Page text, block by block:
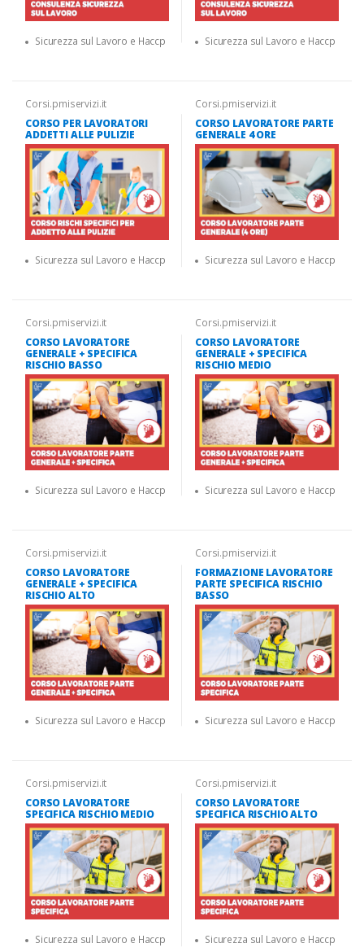
Sicurezza sul Lavoro e Haccp Sicurezza sul Lavoro e Haccp
Corsi.pmiservizi.it
CORSO PER LAVORATORI
ADDETTI ALLE PULIZIE
Sicurezza sul Lavoro e Haccp
Corsi.pmiservizi.it
CORSO LAVORATORE PARTE
GENERALE 4 ORE
Sicurezza sul Lavoro e Haccp
Corsi.pmiservizi.it
CORSO LAVORATORE
GENERALE + SPECIFICA
RISCHIO BASSO
Sicurezza sul Lavoro e Haccp
Corsi.pmiservizi.it
CORSO LAVORATORE
GENERALE + SPECIFICA
RISCHIO MEDIO
Sicurezza sul Lavoro e Haccp
Corsi.pmiservizi.it
CORSO LAVORATORE
GENERALE + SPECIFICA
RISCHIO ALTO
Sicurezza sul Lavoro e Haccp
Corsi.pmiservizi.it
FORMAZIONE LAVORATORE
PARTE SPECIFICA RISCHIO
BASSO
Sicurezza sul Lavoro e Haccp
Corsi.pmiservizi.it
CORSO LAVORATORE
SPECIFICA RISCHIO MEDIO
Sicurezza sul Lavoro e Haccp
Corsi.pmiservizi.it
CORSO LAVORATORE
SPECIFICA RISCHIO ALTO
Sicurezza sul Lavoro e Haccp